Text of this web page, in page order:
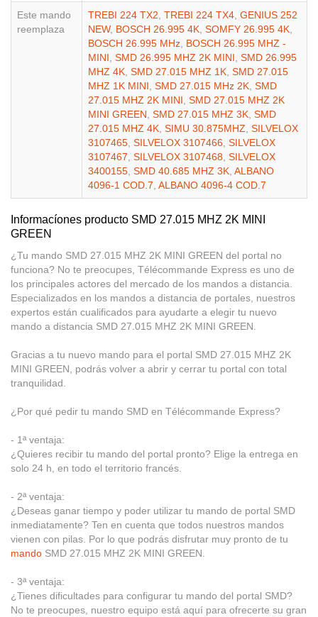
Este mando
reemplaza
TREBI 224 TX2 TREBI 224 TX4 GENIUS 252
NEW, BOSCH 26.995 4K SOMFY 26.995 4K
BOSCH 26.995 MHz BOSCH 26.995 MHZ -
MINI SMD 26.995 MHZ 2K MINI SMD 26.995
MHZ 4K SMD 27.015 MHZ 1K SMD 27.015
MHZ 1K MINI SMD 27.015 MHz 2K SMD
27.015 MHZ 2K MINI SMD 27.015 MHZ 2K
MINI GREEN SMD 27.015 MHZ 3K SMD
27.015 MHZ 4K SIMU 30.875MHZ SILVELOX
3107465 SILVELOX 3107466 SILVELOX
3107467 SILVELOX 3107468 SILVELOX
3400155 SMD 40.685 MHZ 3K ALBANO
4096-1 COD.7 ALBANO 4096-4 COD.7
Informacíones producto SMD 27.015 MHZ 2K MINI
GREEN
¿Tu mando SMD 27.015 MHZ 2K MINI GREEN del portal no
funciona? No te preocupes, Télécommande Express es uno de
los principales actores del mercado de los mandos a distancia.
Especializados en los mandos a distancia de portales, nuestros
expertos están cualificados para ayudarte a elegir tu nuevo
mando a distancia SMD 27.015 MHZ 2K MINI GREEN.
Gracias a tu nuevo mando para el portal SMD 27.015 MHZ 2K
MINI GREEN, podrás volver a abrir y cerrar tu portal con total
tranquilidad.
¿Por qué pedir tu mando SMD en Télécommande Express?
- 1ª ventaja:
¿Quieres recibir tu mando del portal pronto? Elige la entrega en
solo 24 h, en todo el territorio francés.
- 2ª ventaja:
¿Deseas ganar tiempo y poder utilizar tu mando de portal SMD
inmediatamente? Ten en cuenta que todos nuestros mandos
vienen con pilas. Por lo que podrás disfrutar muy pronto de tu
mando SMD 27.015 MHZ 2K MINI GREEN.
- 3ª ventaja:
¿Tienes dificultades para configurar tu mando del portal SMD?
No te preocupes, nuestro equipo está aquí para ofrecerte su gran